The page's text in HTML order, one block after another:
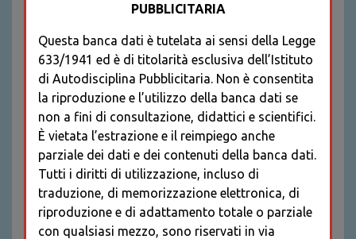
Recupera password
REGISTRATI
* I CAMPI CONTRASSEGNATI SONO
OBBLIGATORI
PUBBLICITARIA
Questa banca dati è tutelata ai sensi della Legge
633/1941 ed è di titolarità esclusiva dell’Istituto
di Autodisciplina Pubblicitaria. Non è consentita
la riproduzione e l’utilizzo della banca dati se
non a fini di consultazione, didattici e scientifici.
È vietata l’estrazione e il reimpiego anche
parziale dei dati e dei contenuti della banca dati.
Tutti i diritti di utilizzazione, incluso di
traduzione, di memorizzazione elettronica, di
riproduzione e di adattamento totale o parziale
con qualsiasi mezzo, sono riservati in via